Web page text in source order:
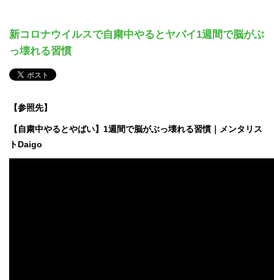
新コロナウイルスで自粛中やるとヤバイ1週間で脳がぶ
っ壊れる習慣
【参照先】
【自粛中やるとやばい】1週間で脳がぶっ壊れる習慣｜メンタリス
トDaigo